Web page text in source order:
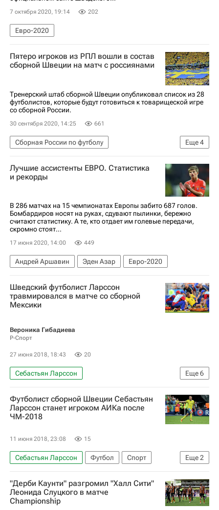
7 октября 2020, 19:14 202
Евро-2020
Пятеро игроков из РПЛ вошли в состав
сборной Швеции на матч с россиянами
Тренерский штаб сборной Швеции опубликовал список из 28
футболистов, которые будут готовиться к товарищеской игре
со сборной России.
30 сентября 2020, 14:25 661
Еще4
Сборная России по футболу
Сборная Швеции по футболу
Себастьян Хольмен
Филип Хеландер
Лучшие ассистенты ЕВРО. Статистика
и рекорды
В 286 матчах на 15 чемпионатах Европы забито 687 голов.
Бомбардиров носят на руках, сдувают пылинки, бережно
считают статистику. А те, кто отдает им голевые передачи,
скромно стоят...
17 июня 2020, 14:00 449
Андрей Аршавин Эден Азар Евро-2020
Шведский футболист Ларссон
травмировался в матче со сборной
Мексики
Вероника Гибадиева
Р-Спорт
27 июня 2018, 18:43 20
Еще6
Себастьян Ларссон
Новости - Чемпионат мира по футболу 2018
Футбол
Спорт
Чемпионат мира по футболу 2018
Футболист сборной Швеции Себастьян
Ларссон станет игроком АИКа после
ЧМ-2018
11 июня 2018, 23:08 15
Еще2
Себастьян Ларссон Футбол
Спорт
Швеция
АИК
"Дерби Каунти" разгромил "Халл Сити"
Леонида Слуцкого в матче
Championship